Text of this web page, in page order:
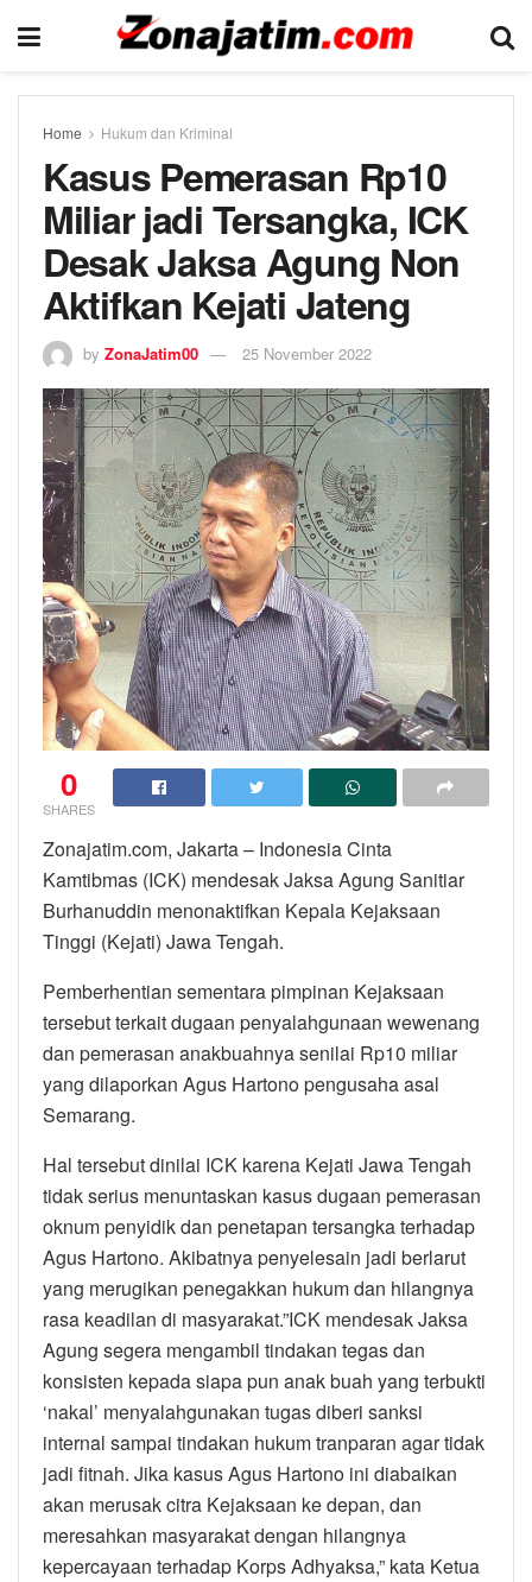
Home Hukum dan Kriminal
Kasus Pemerasan Rp10
Miliar jadi Tersangka, ICK
Desak Jaksa Agung Non
Aktifkan Kejati Jateng
by ZonaJatim00 25 November 2022
0
SHARES
Zonajatim.com, Jakarta – Indonesia Cinta
Kamtibmas (ICK) mendesak Jaksa Agung Sanitiar
Burhanuddin menonaktifkan Kepala Kejaksaan
Tinggi (Kejati) Jawa Tengah.
Pemberhentian sementara pimpinan Kejaksaan
tersebut terkait dugaan penyalahgunaan wewenang
dan pemerasan anakbuahnya senilai Rp10 miliar
yang dilaporkan Agus Hartono pengusaha asal
Semarang.
Hal tersebut dinilai ICK karena Kejati Jawa Tengah
tidak serius menuntaskan kasus dugaan pemerasan
oknum penyidik dan penetapan tersangka terhadap
Agus Hartono. Akibatnya penyelesain jadi berlarut
yang merugikan penegakkan hukum dan hilangnya
rasa keadilan di masyarakat.”ICK mendesak Jaksa
Agung segera mengambil tindakan tegas dan
konsisten kepada siapa pun anak buah yang terbukti
‘nakal’ menyalahgunakan tugas diberi sanksi
internal sampai tindakan hukum tranparan agar tidak
jadi fitnah. Jika kasus Agus Hartono ini diabaikan
akan merusak citra Kejaksaan ke depan, dan
meresahkan masyarakat dengan hilangnya
kepercayaan terhadap Korps Adhyaksa,” kata Ketua